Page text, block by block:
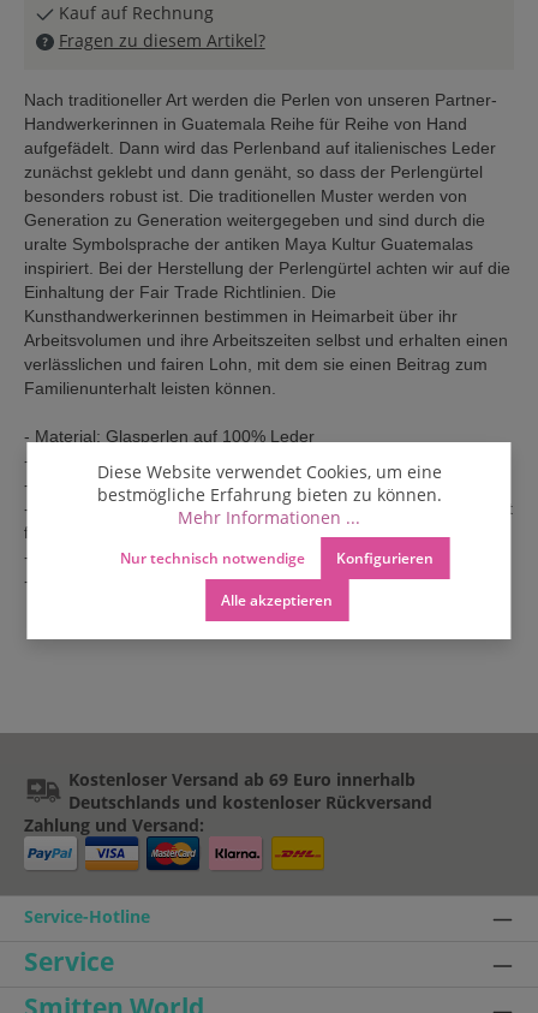
Kauf auf Rechnung
Fragen zu diesem Artikel?
Nach traditioneller Art werden die Perlen von unseren Partner-
Handwerkerinnen in Guatemala Reihe für Reihe von Hand
aufgefädelt. Dann wird das Perlenband auf italienisches Leder
zunächst geklebt und dann genäht, so dass der Perlengürtel
besonders robust ist. Die traditionellen Muster werden von
Generation zu Generation weitergegeben und sind durch die
uralte Symbolsprache der antiken Maya Kultur Guatemalas
inspiriert. Bei der Herstellung der Perlengürtel achten wir auf die
Einhaltung der Fair Trade Richtlinien. Die
Kunsthandwerkerinnen bestimmen in Heimarbeit über ihr
Arbeitsvolumen und ihre Arbeitszeiten selbst und erhalten einen
verlässlichen und fairen Lohn, mit dem sie einen Beitrag zum
Familienunterhalt leisten können.
- Material: Glasperlen auf 100% Leder
- 3,5 cm breit
- Erhältlich in drei Längen (85, 90 und 95 cm)
- Kleinere Verschmutzungen können problemlos mit einem leicht
feuchten Tuch gereinigt werden
- Faire Handarbeit aus Guatemala
- auch als Golfgürtel beliebt
Kostenloser Versand ab 69 Euro innerhalb
Deutschlands und kostenloser Rückversand
Zahlung und Versand:
Service-Hotline
Service
Diese Website verwendet Cookies, um eine
bestmögliche Erfahrung bieten zu können.
Mehr Informationen ...
Nur technisch notwendige Konfigurieren
Alle akzeptieren